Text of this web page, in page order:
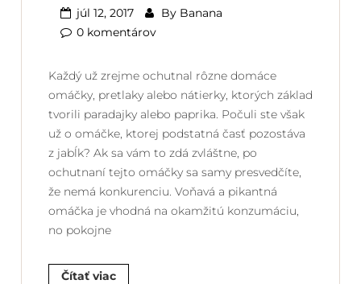
júl 12, 2017 By Banana
0 komentárov
Každý už zrejme ochutnal rôzne domáce
omáčky, pretlaky alebo nátierky, ktorých základ
tvorili paradajky alebo paprika. Počuli ste však
už o omáčke, ktorej podstatná časť pozostáva
z jabĺk? Ak sa vám to zdá zvláštne, po
ochutnaní tejto omáčky sa samy presvedčíte,
že nemá konkurenciu. Voňavá a pikantná
omáčka je vhodná na okamžitú konzumáciu,
no pokojne
Čítať viac